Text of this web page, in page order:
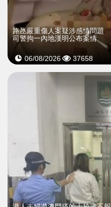
​路氹嚴重傷人案疑涉感情問題
司警拘一內地漢明公布案情
06/08/2026 37658